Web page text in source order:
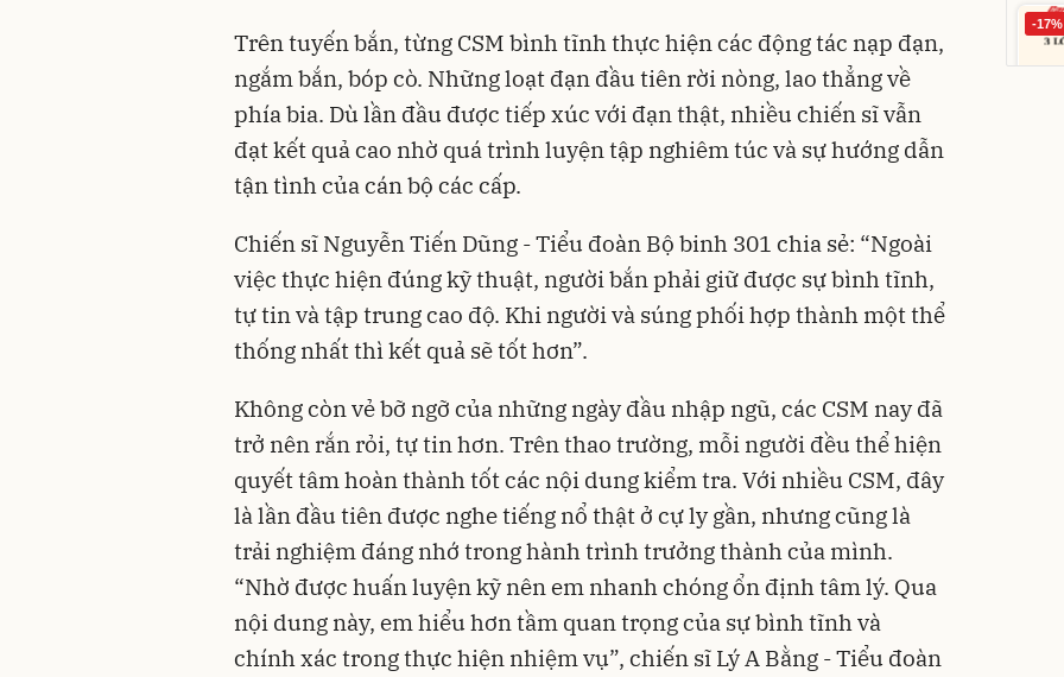
Trên tuyến bắn, từng CSM bình tĩnh thực hiện các động tác nạp đạn,
ngắm bắn, bóp cò. Những loạt đạn đầu tiên rời nòng, lao thẳng về
phía bia. Dù lần đầu được tiếp xúc với đạn thật, nhiều chiến sĩ vẫn
đạt kết quả cao nhờ quá trình luyện tập nghiêm túc và sự hướng dẫn
tận tình của cán bộ các cấp.
Chiến sĩ Nguyễn Tiến Dũng - Tiểu đoàn Bộ binh 301 chia sẻ: “Ngoài
việc thực hiện đúng kỹ thuật, người bắn phải giữ được sự bình tĩnh,
tự tin và tập trung cao độ. Khi người và súng phối hợp thành một thể
thống nhất thì kết quả sẽ tốt hơn”.
Không còn vẻ bỡ ngỡ của những ngày đầu nhập ngũ, các CSM nay đã
trở nên rắn rỏi, tự tin hơn. Trên thao trường, mỗi người đều thể hiện
quyết tâm hoàn thành tốt các nội dung kiểm tra. Với nhiều CSM, đây
là lần đầu tiên được nghe tiếng nổ thật ở cự ly gần, nhưng cũng là
trải nghiệm đáng nhớ trong hành trình trưởng thành của mình.
“Nhờ được huấn luyện kỹ nên em nhanh chóng ổn định tâm lý. Qua
nội dung này, em hiểu hơn tầm quan trọng của sự bình tĩnh và
chính xác trong thực hiện nhiệm vụ”, chiến sĩ Lý A Bằng - Tiểu đoàn
-17%